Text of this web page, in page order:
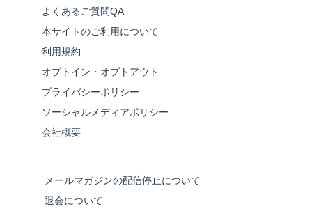
よくあるご質問QA
本サイトのご利用について
利用規約
オプトイン・オプトアウト
プライバシーポリシー
ソーシャルメディアポリシー
会社概要
メールマガジンの配信停止について
退会について